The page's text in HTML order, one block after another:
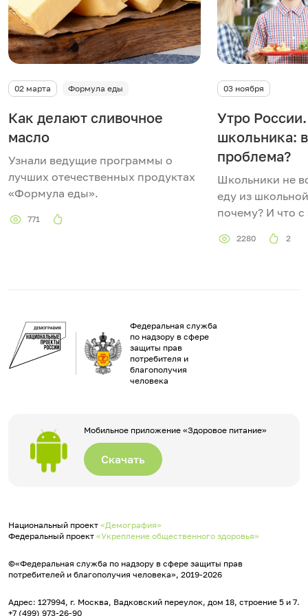
с
т
в
и
д
е
о
02 марта Формула еды
Как делают сливочное
масло
Узнали ведущие программы о
лучших отечественных продуктах
«Формула еды».
771
03 ноября
Утро
школьника:
проблема?
Школьники не
еду из
почему? И что с
2280 2
Федеральная служба
по надзору в сфере
защиты прав
потребителя и
благополучия
человека
Мобильное приложение «Здоровое питание»
Скачать
Национальный проект «Демография»
Федеральный проект «Укрепление общественного здоровья»
©«Федеральная служба по надзору в сфере защиты прав
потребителей и благополучия человека», 2019-2026
Адрес: 127994, г. Москва, Вадковский переулок, дом 18, строение 5 и 7.
+7 (499) 973-26-90